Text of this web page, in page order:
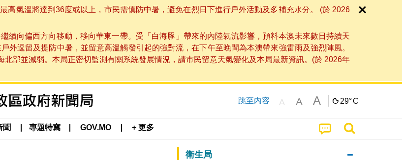
高氣溫將達到36度或以上，市民需慎防中暑，避免在烈日下進行戶外活動及多補充水分。 (於 2026
續向偏西方向移動，移向華東一帶。受「白海豚」帶來的內陸氣流影響，預料本澳未來數日持續天
外逗留及提防中暑，並留意高溫觸發引起的強對流，在下午至晚間為本澳帶來強雷雨及強烈陣風。
部並減弱。本局正密切監測有關系統發展情況，請市民留意天氣變化及本局最新資訊。(於 2026年
跳至內容 A A A 29°C
聞 專題特寫 GOV.MO + 更多
衛生局